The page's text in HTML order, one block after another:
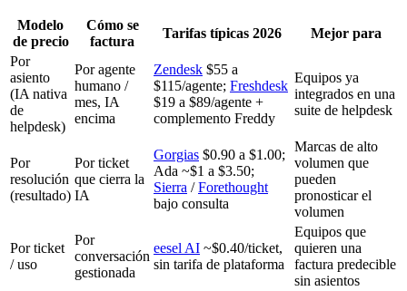
Modelo
de precio
Cómo se
factura
Tarifas típicas 2026
Mejor para
Por
asiento
(IA nativa
de
helpdesk)
Por agente
humano /
mes, IA
encima
Zendesk $55 a
$115/agente; Freshdesk
$19 a $89/agente +
complemento Freddy
Equipos ya
integrados en una
suite de helpdesk
Por
resolución
(resultado)
Por ticket
que cierra la
IA
Gorgias $0.90 a $1.00;
Ada ~$1 a $3.50;
Sierra /Forethought
bajo consulta
Marcas de alto
volumen que
pueden
pronosticar el
volumen
Por ticket
/ uso
Por
conversación
gestionada
eesel AI ~$0.40/ticket,
sin tarifa de plataforma
Equipos que
quieren una
factura predecible
sin asientos